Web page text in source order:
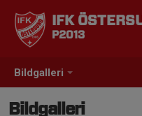
Bildgalleri
IFK
P2013
Bildgalleri